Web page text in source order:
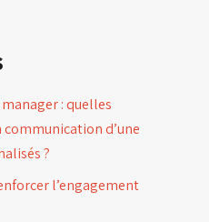
: quelles
d’une
?
l’engagement